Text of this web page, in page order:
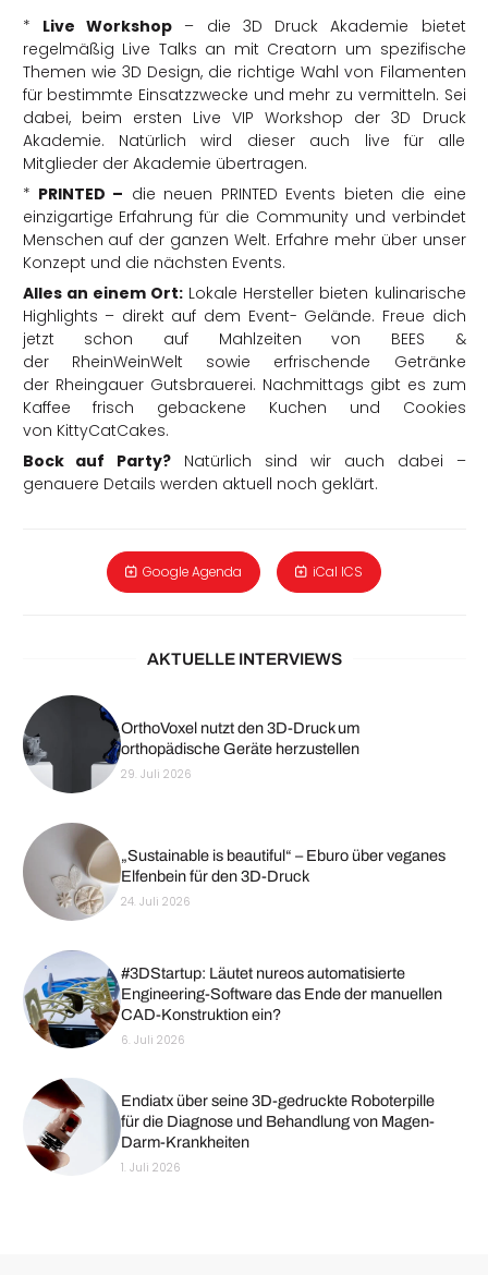
* Live Workshop – die 3D Druck Akademie bietet
regelmäßig Live Talks an mit Creatorn um spezifische
Themen wie 3D Design, die richtige Wahl von Filamenten
für bestimmte Einsatzzwecke und mehr zu vermitteln. Sei
dabei, beim ersten Live VIP Workshop der 3D Druck
Akademie. Natürlich wird dieser auch live für alle
Mitglieder der Akademie übertragen.
* PRINTED – die neuen PRINTED Events bieten die eine
einzigartige Erfahrung für die Community und verbindet
Menschen auf der ganzen Welt. Erfahre mehr über unser
Konzept und die nächsten Events.
Alles an einem Ort:Lokale Hersteller bieten kulinarische
Highlights – direkt auf dem Event- Gelände. Freue dich
jetzt schon auf Mahlzeiten von BEES &
der RheinWeinWelt sowie erfrischende Getränke
der Rheingauer Gutsbrauerei. Nachmittags gibt es zum
Kaffee frisch gebackene Kuchen und Cookies
von KittyCatCakes.
Bock auf Party? Natürlich sind wir auch dabei –
genauere Details werden aktuell noch geklärt.
Google Agenda iCal ICS
AKTUELLE INTERVIEWS
OrthoVoxel nutzt den 3D-Druck um
orthopädische Geräte herzustellen
29. Juli 2026
„Sustainable is beautiful“ – Eburo über veganes
Elfenbein für den 3D-Druck
24. Juli 2026
#3DStartup: Läutet nureos automatisierte
Engineering-Software das Ende der manuellen
CAD-Konstruktion ein?
6. Juli 2026
Endiatx über seine 3D-gedruckte Roboterpille
für die Diagnose und Behandlung von Magen-
Darm-Krankheiten
1. Juli 2026